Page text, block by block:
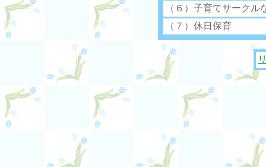
（６）子育てサークル
（７）休日保育